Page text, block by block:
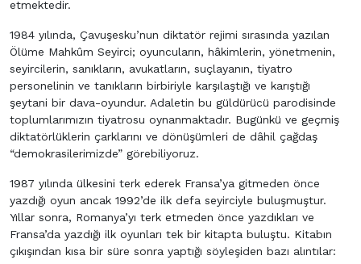
etmektedir.
1984 yılında, Çavuşesku’nun diktatör rejimi sırasında yazılan
Ölüme Mahkûm Seyirci; oyuncuların, hâkimlerin, yönetmenin,
seyircilerin, sanıkların, avukatların, suçlayanın, tiyatro
personelinin ve tanıkların birbiriyle karşılaştığı ve karıştığı
şeytani bir dava-oyundur. Adaletin bu güldürücü parodisinde
toplumlarımızın tiyatrosu oynanmaktadır. Bugünkü ve geçmiş
diktatörlüklerin çarklarını ve dönüşümleri de dâhil çağdaş
“demokrasilerimizde” görebiliyoruz.
1987 yılında ülkesini terk ederek Fransa’ya gitmeden önce
yazdığı oyun ancak 1992’de ilk defa seyirciyle buluşmuştur.
Yıllar sonra, Romanya’yı terk etmeden önce yazdıkları ve
Fransa’da yazdığı ilk oyunları tek bir kitapta buluştu. Kitabın
çıkışından kısa bir süre sonra yaptığı söyleşiden bazı alıntılar: